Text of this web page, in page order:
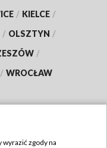
/ KIELCE /
/ OLSZTYN /
/
/ WROCŁAW
zgody na